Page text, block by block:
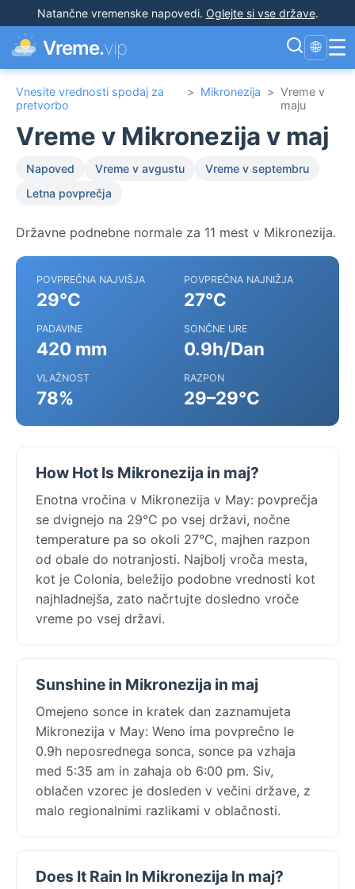
Natančne vremenske napovedi. Oglejte si vse države.
Vreme.vip 🌐 ☰
Vnesite vrednosti spodaj za
pretvorbo
> Mikronezija > Vreme v
maju
Vreme v Mikronezija v maj
Napoved Vreme v avgustu
Vreme v septembru
Letna povprečja
Državne podnebne normale za 11 mest v Mikronezija.
POVPREČNA NAJVIŠJA
29°C
POVPREČNA NAJNIŽJA
27°C
PADAVINE
420 mm
SONČNE URE
0.9h/Dan
VLAŽNOST
78%
RAZPON
29–29°C
How Hot Is Mikronezija in maj?
Enotna vročina v Mikronezija v May: povprečja
se dvignejo na 29°C po vsej državi, nočne
temperature pa so okoli 27°C, majhen razpon
od obale do notranjosti. Najbolj vroča mesta,
kot je Colonia, beležijo podobne vrednosti kot
najhladnejša, zato načrtujte dosledno vroče
vreme po vsej državi.
Sunshine in Mikronezija in maj
Omejeno sonce in kratek dan zaznamujeta
Mikronezija v May: Weno ima povprečno le
0.9h neposrednega sonca, sonce pa vzhaja
med 5:35 am in zahaja ob 6:00 pm. Siv,
oblačen vzorec je dosleden v večini države, z
malo regionalnimi razlikami v oblačnosti.
Does It Rain In Mikronezija In maj?